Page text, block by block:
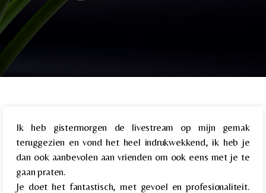
Ik heb gistermorgen de livestream op mijn gemak
teruggezien en vond het heel indrukwekkend, ik heb je
dan ook aanbevolen aan vrienden om ook eens met je te
gaan praten.
Je doet het fantastisch, met gevoel en profesionaliteit.